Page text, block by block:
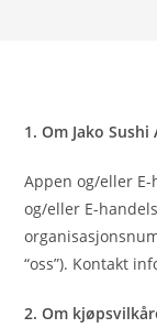
1. Om Jako Sushi
Appen og/eller E-
og/eller E-
“oss”). Kontakt
2. Om